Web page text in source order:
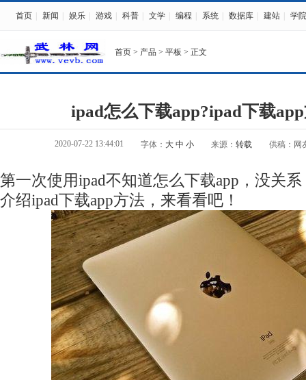
首页 新闻 娱乐 游戏 科普 文学 编程 系统 数据库 建站 学院
首页 > 产品 > 平板 > 正文
ipad怎么下载app?ipad下载
2020-07-22 13:44:01 字体： 大 中 小 来源： 转载 供稿：网
第一次使用ipad不知道怎么下载app，没关
介绍ipad下载app方法，来看看吧！